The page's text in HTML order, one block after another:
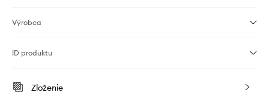
Výrobca
ID produktu
Zloženie